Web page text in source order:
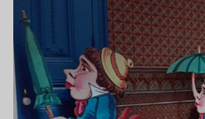
CARTÕES
PRODUTOS